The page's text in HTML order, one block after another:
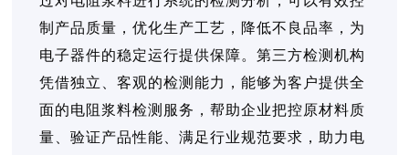
制产品质量，优化生产工艺，降低不良品率，为
电子器件的稳定运行提供保障。第三方检测机构
凭借独立、客观的检测能力，能够为客户提供全
面的电阻浆料检测服务，帮助企业把控原材料质
量、验证产品性能、满足行业规范要求，助力电